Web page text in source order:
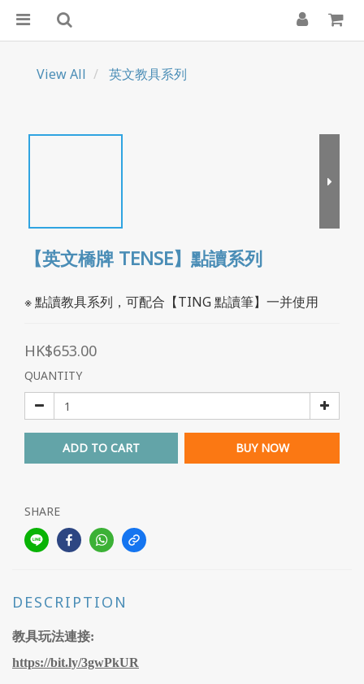
View All 英文教具系列
【英文橋牌 TENSE】點讀系列
※ 點讀教具系列，可配合【TING 點讀筆】一并使用
HK$653.00
QUANTITY
ADD TO CART BUY NOW
SHARE
DESCRIPTION
教具玩法連接:
https://bit.ly/3gwPkUR